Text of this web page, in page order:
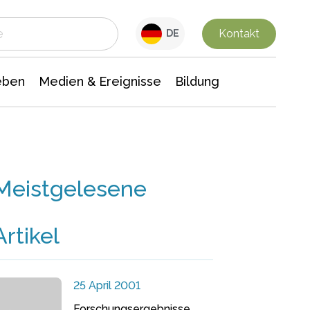
DE Kontakt
Medien & Ereignisse Bildung
25 April 2001